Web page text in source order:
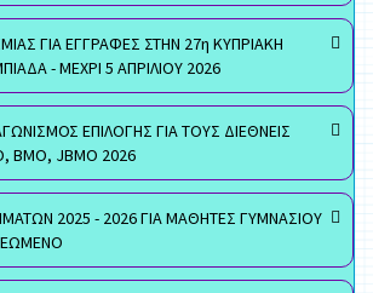
ΓΙΑ ΕΓΓΡΑΦΕΣ ΣΤΗΝ 27η ΚΥΠΡΙΑΚΗ
- ΜΕΧΡΙ 5 ΑΠΡΙΛΙΟΥ 2026
ΕΠΙΛΟΓΗΣ ΓΙΑ ΤΟΥΣ ΔΙΕΘΝΕΙΣ
ΒΜΟ, JBMO 2026
2025 - 2026 ΓΙΑ ΜΑΘΗΤΕΣ ΓΥΜΝΑΣΙΟΥ